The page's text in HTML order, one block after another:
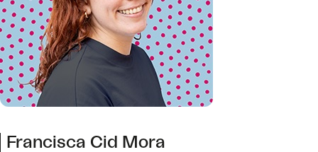
Francisca Cid Mora